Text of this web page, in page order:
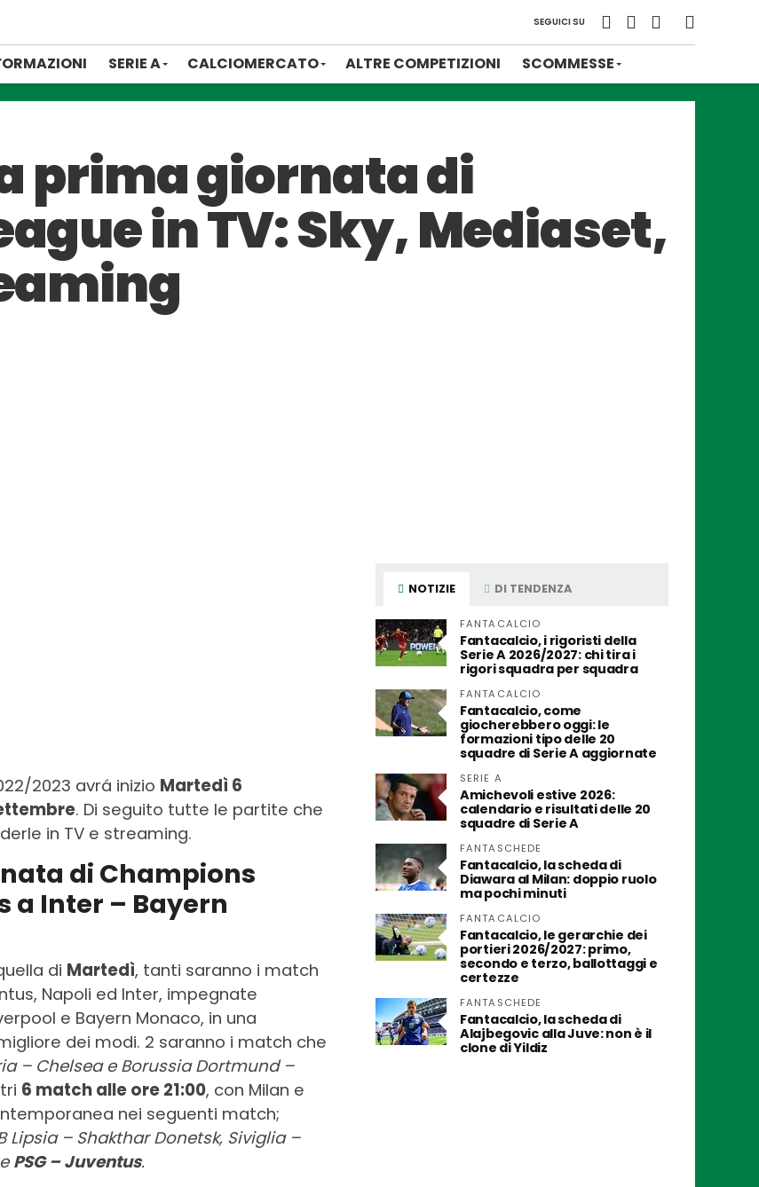
SEGUICI SU
SERIE A CALCIOMERCATO ALTRE COMPETIZIONI SCOMMESSE
prima giornata di
in TV: Sky, Mediaset,
2023 avrá inizio Martedì 6
. Di seguito tutte le partite che
in TV e streaming.
di Champions
a Inter – Bayern
di Martedì, tanti saranno i match
Napoli ed Inter, impegnate
e Bayern Monaco, in una
dei modi. 2 saranno i match che
– Chelsea e Borussia Dortmund –
6 match alle ore 21:00, con Milan e
nei seguenti match;
Lipsia – Shakthar Donetsk, Siviglia –
PSG – Juventus.
NOTIZIE DI TENDENZA
FANTACALCIO
Fantacalcio, i rigoristi della
Serie A 2026/2027: chi tira i
rigori squadra per squadra
FANTACALCIO
Fantacalcio, come
giocherebbero oggi: le
formazioni tipo delle 20
squadre di Serie A aggiornate
SERIE A
Amichevoli estive 2026:
calendario e risultati delle 20
squadre di Serie A
FANTASCHEDE
Fantacalcio, la scheda di
Diawara al Milan: doppio ruolo
ma pochi minuti
FANTACALCIO
Fantacalcio, le gerarchie dei
portieri 2026/2027: primo,
secondo e terzo, ballottaggi e
certezze
FANTASCHEDE
Fantacalcio, la scheda di
Alajbegovic alla Juve: non è il
clone di Yildiz